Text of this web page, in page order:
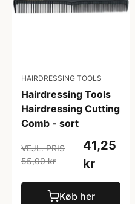
HAIRDRESSING TOOLS
Hairdressing Tools
Hairdressing Cutting
Comb - sort
VEJL. PRIS
55,00 kr
41,25
kr
Køb her